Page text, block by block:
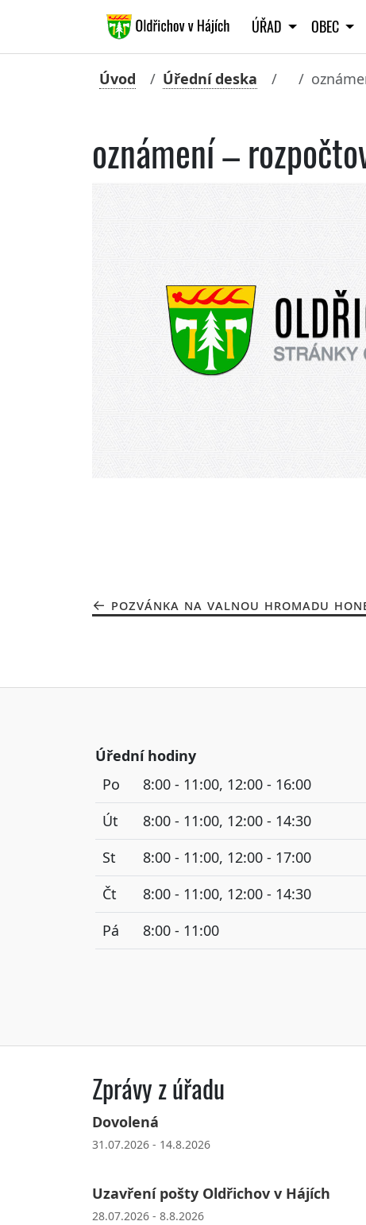
ÚŘAD OBEC
Úvod Úřední deska
oznámení –
POZVÁNKA NA VALNOU HROMADU
Úřední hodiny
Po
8:00 - 11:00, 12:00 - 16:00
Út
8:00 - 11:00, 12:00 - 14:30
St
8:00 - 11:00, 12:00 - 17:00
Čt
8:00 - 11:00, 12:00 - 14:30
Pá
8:00 - 11:00
Zprávy z úřadu
Dovolená
31.07.2026 - 14.8.2026
Uzavření pošty Oldřichov v Hájích
28.07.2026 - 8.8.2026